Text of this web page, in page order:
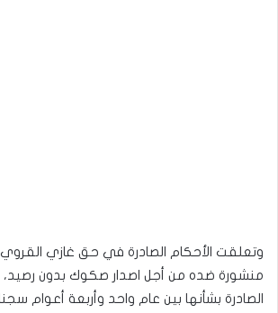
وتعلقت الأحكام الصادرة في حق غازي القروي
منشورة ضده من أجل اصدار صكوك بدون رصيد،
الصادرة بشأنها بين عام واحد وأربعة أعوام